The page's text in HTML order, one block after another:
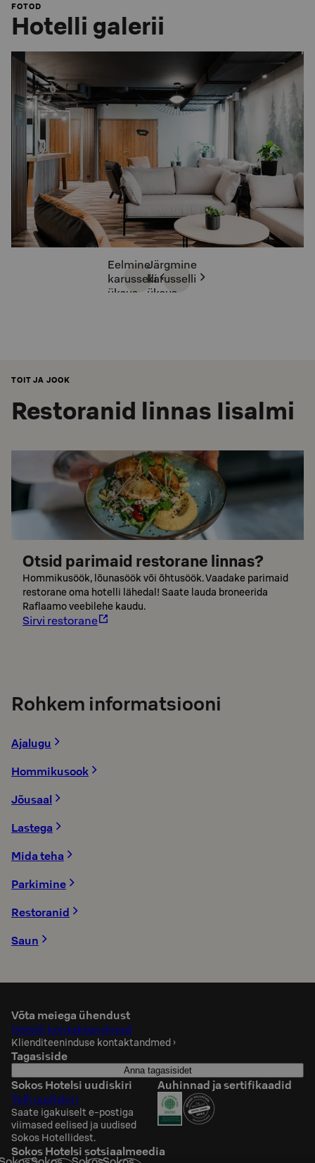
FOTOD
Hotelli galerii
Eelmine
karusselli
üksus
Järgmine
karusselli
üksus
TOIT JA JOOK
Restoranid linnas Iisalmi
Otsid parimaid restorane linnas?
Hommikusöök, lõunasöök või õhtusöök. Vaadake parimaid
restorane oma hotelli lähedal! Saate lauda broneerida
Raflaamo veebilehe kaudu.
Sirvi restorane
Rohkem informatsiooni
Ajalugu
Hommikusook
Jõusaal
Lastega
Mida teha
Parkimine
Restoranid
Saun
Võta meiega ühendust
Hotelli kontaktandmed
Klienditeeninduse kontaktandmed ›
Tagasiside
Anna tagasisidet
Sokos Hotelsi uudiskiri
Telli uudiskiri
Saate igakuiselt e-postiga
viimased eelised ja uudised
Sokos Hotellidest.
Auhinnad ja sertifikaadid
Sokos Hotelsi sotsiaalmeedia